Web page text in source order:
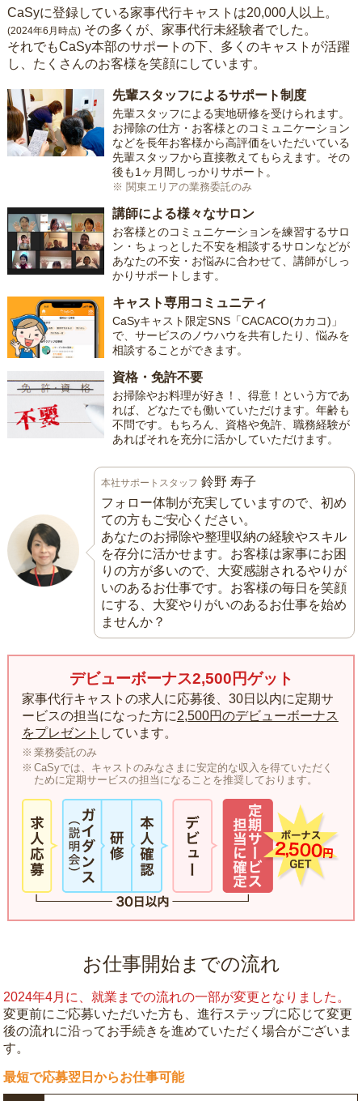
CaSyに登録している家事代行キャストは20,000人以上。
(2024年6月時点) その多くが、家事代行未経験者でした。
それでもCaSy本部のサポートの下、多くのキャストが活躍
し、たくさんのお客様を笑顔にしています。
先輩スタッフによるサポート制度
先輩スタッフによる実地研修を受けられます。
お掃除の仕方・お客様とのコミュニケーション
などを長年お客様から高評価をいただいている
先輩スタッフから直接教えてもらえます。その
後も1ヶ月間しっかりサポート。
※ 関東エリアの業務委託のみ
講師による様々なサロン
お客様とのコミュニケーションを練習するサロ
ン・ちょっとした不安を相談するサロンなどが
あなたの不安・お悩みに合わせて、講師がしっ
かりサポートします。
キャスト専用コミュニティ
CaSyキャスト限定SNS「CACACO(カカコ)」
で、サービスのノウハウを共有したり、悩みを
相談することができます。
資格・免許不要
お掃除やお料理が好き！、得意！という方であ
れば、どなたでも働いていただけます。年齢も
不問です。もちろん、資格や免許、職務経験が
あればそれを充分に活かしていただけます。
本社サポートスタッフ 鈴野 寿子
フォロー体制が充実していますので、初め
ての方もご安心ください。
あなたのお掃除や整理収納の経験やスキル
を存分に活かせます。お客様は家事にお困
りの方が多いので、大変感謝されるやりが
いのあるお仕事です。お客様の毎日を笑顔
にする、大変やりがいのあるお仕事を始め
ませんか？
デビューボーナス2,500円ゲット
家事代行キャストの求人に応募後、30日以内に定期サ
ービスの担当になった方に2,500円のデビューボーナス
をプレゼント しています。
業務委託のみ
CaSyでは、キャストのみなさまに安定的な収入を得ていただく
ために定期サービスの担当になることを推奨しております。
お仕事開始までの流れ
2024年4月に、就業までの流れの一部が変更となりました。
変更前にご応募いただいた方も、進行ステップに応じて変更
後の流れに沿ってお手続きを進めていただく場合がございま
す。
最短で応募翌日からお仕事可能